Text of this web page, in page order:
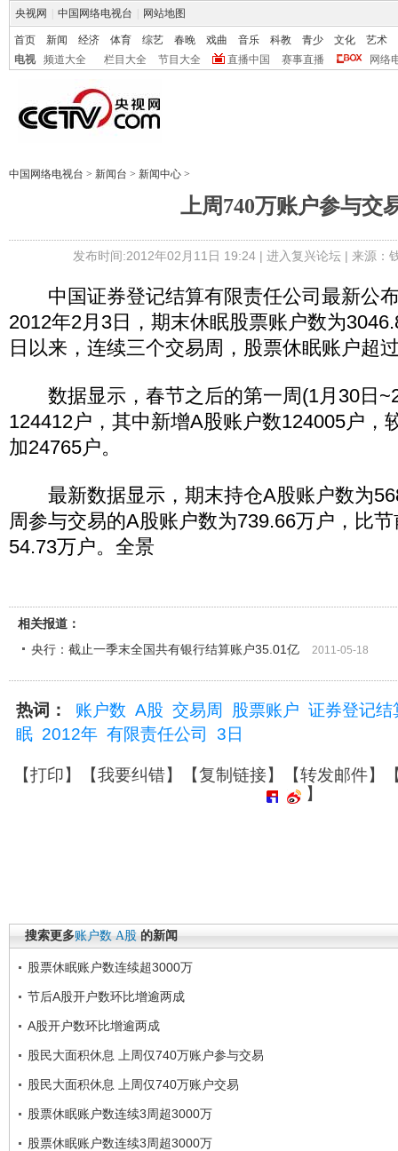
央视网 中国网络电视台 网站地图
首页 新闻 经济 体育 综艺 春晚 戏曲 音乐 科教 青少 文化
艺术
电视
频道大全 栏目大全 节目大全 直播中国 赛事直播 网络
中国网络电视台 > 新闻台 > 新闻中心 >
上周740万账户参与交
发布时间:2012年02月11日 19:24 | 进入复兴论坛| 来源：
中国证券登记结算有限责任公司最新公
2012年2月3日，期末休眠股票账户数为
日以来，连续三个交易周，股票休眠账户超
数据显示，春节之后的第一周(1月30日
124412户，其中新增A股账户数124005户，
加24765户。
最新数据显示，期末持仓A股账户数为
周参与交易的A股账户数为739.66万户，比
54.73万户。全景
相关报道：
央行：截止一季末全国共有银行结算账户35.01亿
2011-05-18
热词： 账户数 A股 交易周 股票账户 证券登记结
眠 2012年 有限责任公司 3日
【打印】【我要纠错】【复制链接】【转发邮件】
】
搜索更多账户数 A股 的新闻
股票休眠账户数连续超3000万
节后A股开户数环比增逾两成
A股开户数环比增逾两成
股民大面积休息 上周仅740万账户参与交易
股民大面积休息 上周仅740万账户交易
股票休眠账户数连续3周超3000万
股票休眠账户数连续3周超3000万